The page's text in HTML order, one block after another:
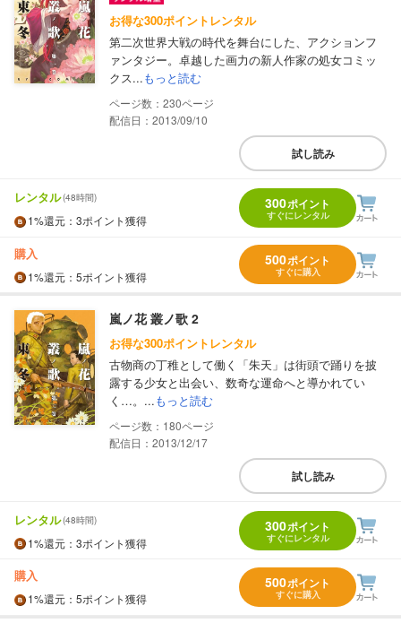
お得な300ポイントレンタル
第二次世界大戦の時代を舞台にした、アクションフ
ァンタジー。卓越した画力の新人作家の処女コミッ
クス...もっと読む
230
配信日：2013/09/10
試し読み
レンタル(48時間)
1%還元 ：3ポイント獲得
300ポイント
すぐにレンタル
購入
1%還元 ：5ポイント獲得
500ポイント
すぐに購入
嵐ノ花 叢ノ歌 2
お得な300ポイントレンタル
古物商の丁稚として働く「朱天」は街頭で踊りを披
露する少女と出会い、数奇な運命へと導かれてい
く…。...もっと読む
180
配信日：2013/12/17
試し読み
レンタル(48時間)
1%還元 ：3ポイント獲得
300ポイント
すぐにレンタル
購入
1%還元 ：5ポイント獲得
500ポイント
すぐに購入